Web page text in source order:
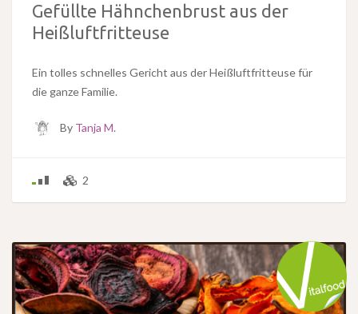
Gefüllte Hähnchenbrust aus der
Heißluftfritteuse
Ein tolles schnelles Gericht aus der Heißluftfritteuse für
die ganze Familie.
By Tanja M.
2